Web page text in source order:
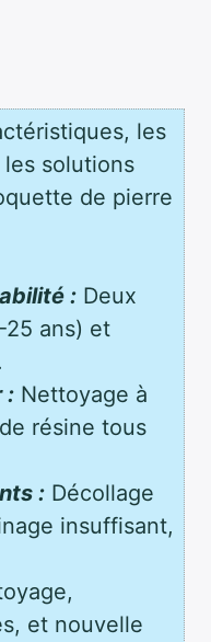
les
solutions
de pierre
: Deux
ans) et
: Nettoyage à
résine tous
: Décollage
insuffisant,
et nouvelle